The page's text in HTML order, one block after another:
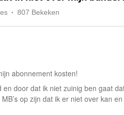
807 Bekeken
abonnement kosten!
door dat ik niet zuinig ben gaat
op zijn dat ik er niet over kan